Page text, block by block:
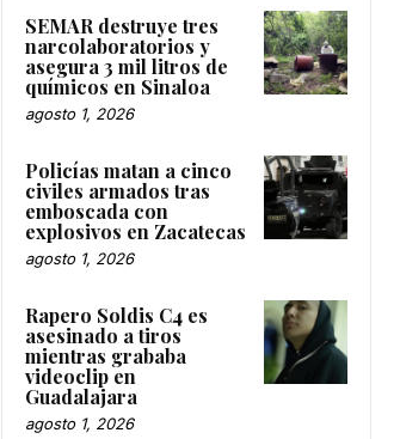
SEMAR destruye tres
narcolaboratorios y
asegura 3 mil litros de
químicos en Sinaloa
agosto 1, 2026
Policías matan a cinco
civiles armados tras
emboscada con
explosivos en Zacatecas
agosto 1, 2026
Rapero Soldis C4 es
asesinado a tiros
mientras grababa
videoclip en
Guadalajara
agosto 1, 2026